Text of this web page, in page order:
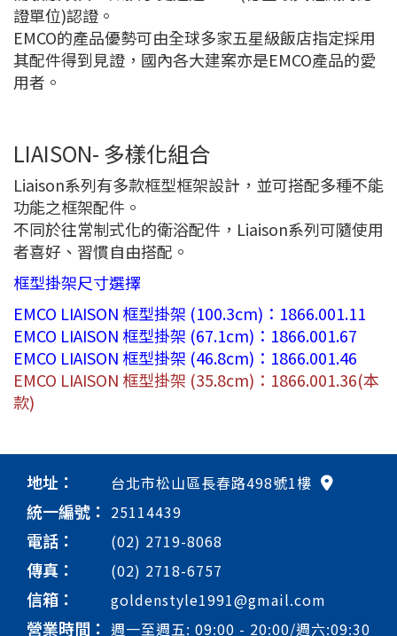
證單位)認證。
EMCO的產品優勢可由全球多家五星級飯店指定採用
其配件得到見證，國內各大建案亦是EMCO產品的愛
用者。
LIAISON- 多樣化組合
Liaison系列有多款框型框架設計，並可搭配多種不能
功能之框架配件。
不同於往常制式化的衛浴配件，Liaison系列可隨使用
者喜好、習慣自由搭配。
框型掛架尺寸選擇
EMCO LIAISON 框型掛架 (100.3cm)：1866.001.11
EMCO LIAISON 框型掛架 (67.1cm)：1866.001.67
EMCO LIAISON 框型掛架 (46.8cm)：1866.001.46
EMCO LIAISON 框型掛架 (35.8cm)：1866.001.36(本
款)
地址： 台北市松山區長春路498號1樓
統一編號： 25114439
電話： (02) 2719-8068
傳真： (02) 2718-6757
信箱： goldenstyle1991@gmail.com
營業時間： 週一至週五: 09:00 - 20:00/週六:09:30